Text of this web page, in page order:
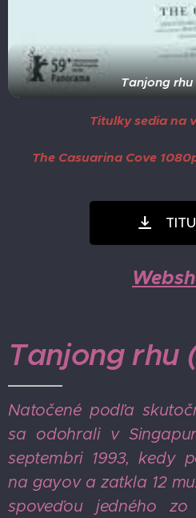
Tanjong
Titulky sedia na
The Casuarina Cove
Tanjong rhu
Natočené podľa
sa odohrali v
septembri 1993, kedy
na gayov a zatkla 12
spoveďou jedného zo